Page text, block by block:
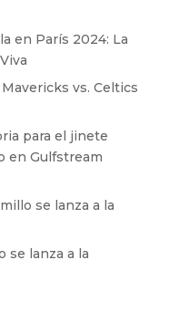
en París 2024: La
vs. Celtics
para el jinete
en Gulfstream
se lanza a la
se lanza a la